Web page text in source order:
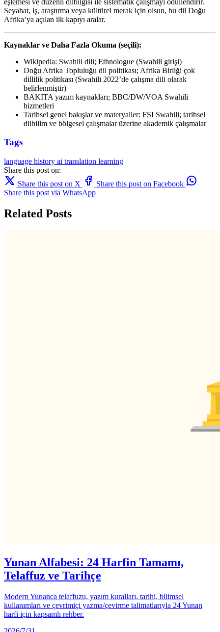
Seyahat, iş, araştırma veya kültürel merak için olsun, bu dil Doğu
Afrika’ya açılan ilk kapıyı aralar.
Kaynaklar ve Daha Fazla Okuma (seçili):
Wikipedia: Swahili dili; Ethnologue (Swahili girişi)
Doğu Afrika Topluluğu dil politikası; Afrika Birliği çok
dillilik politikası (Swahili 2022’de çalışma dili olarak
belirlenmiştir)
BAKITA yazım kaynakları; BBC/DW/VOA Swahili
hizmetleri
Tarihsel genel bakışlar ve materyaller: FSI Swahili; tarihsel
dilbilim ve bölgesel çalışmalar üzerine akademik çalışmalar
Tags
language history ai translation learning
Share this post on:
Share this post on X
Share this post on Facebook
Share this post via WhatsApp
Related Posts
Yunan Alfabesi: 24 Harfin Tamamı,
Telaffuz ve Tarihçe
Modern Yunanca telaffuzu, yazım kuralları, tarihi, bilimsel
kullanımları ve çevrimiçi yazma/çevirme talimatlarıyla 24 Yunan
harfi için kapsamlı rehber.